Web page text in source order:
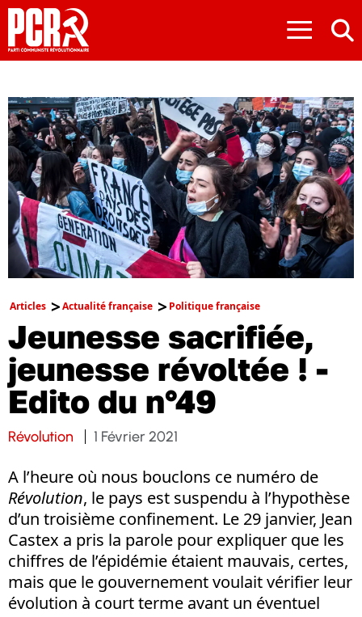
≡
Articles Actualité française Politique française
Jeunesse sacrifiée,
jeunesse révoltée ! -
Edito du n°49
Révolution 1 Février 2021
A l’heure où nous bouclons ce numéro de
Révolution, le pays est suspendu à l’hypothèse
d’un troisième confinement. Le 29 janvier, Jean
Castex a pris la parole pour expliquer que les
chiffres de l’épidémie étaient mauvais, certes,
mais que le gouvernement voulait vérifier leur
évolution à court terme avant un éventuel